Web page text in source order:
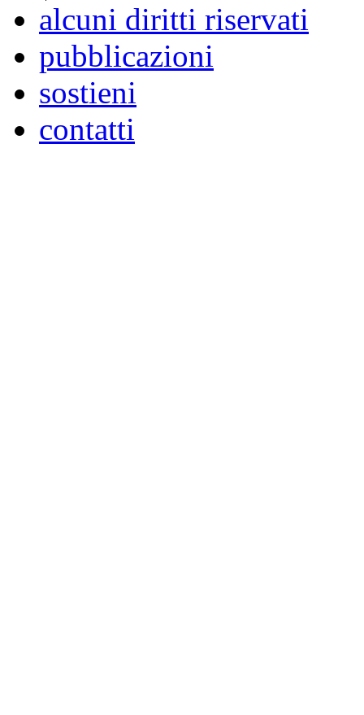
alcuni diritti riservati
pubblicazioni
sostieni
contatti